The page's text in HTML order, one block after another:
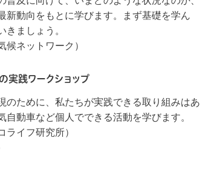
新動向をもとに学びます。まず基礎を学ん
きましょう。
ネットワーク）
実践ワークショップ
のために、私たちが実践できる取り組みはあ
動車など個人でできる活動を学びます。
イフ研究所）